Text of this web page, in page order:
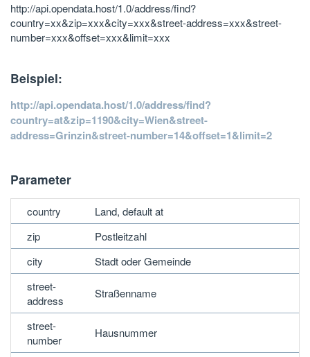
http://api.opendata.host/1.0/address/find?
country=xx&zip=xxx&city=xxx&street-address=xxx&street-
number=xxx&offset=xxx&limit=xxx
Beispiel:
http://api.opendata.host/1.0/address/find?
country=at&zip=1190&city=Wien&street-
address=Grinzin&street-number=14&offset=1&limit=2
Parameter
country
Land, default at
zip
Postleitzahl
city
Stadt oder Gemeinde
street-
address
Straßenname
street-
number
Hausnummer